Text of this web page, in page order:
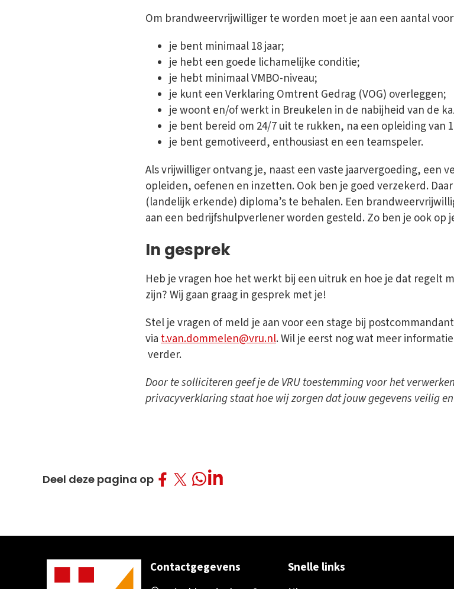
Om brandweervrijwilliger te worden moet je aan een aantal
je bent minimaal 18 jaar;
je hebt een goede lichamelijke conditie;
je hebt minimaal VMBO-niveau;
je kunt een Verklaring Omtrent Gedrag (VOG) overleggen;
je woont en/of werkt in Breukelen in de nabijheid van de
je bent bereid om 24/7 uit te rukken, na een opleiding van
je bent gemotiveerd, enthousiast en een teamspeler.
Als vrijwilliger ontvang je, naast een vaste jaarvergoeding, een
opleiden, oefenen en inzetten. Ook ben je goed verzekerd.
(landelijk erkende) diploma’s te behalen. Een
aan een bedrijfshulpverlener worden gesteld. Zo ben je ook op
In gesprek
Heb je vragen hoe het werkt bij een uitruk en hoe je dat regelt
zijn? Wij gaan graag in gesprek met je!
Stel je vragen of meld je aan voor een stage bij
viat.van.dommelen@vru.nl. Wil je eerst nog wat meer
verder.
Door te solliciteren geef je de VRU toestemming voor het
privacyverklaring staat hoe wij zorgen dat jouw gegevens veilig
Deel deze pagina opDeel op Facebook
Deel op Twitter
Deel op Whatsapp
Deel op LinkedIn
Contactgegevens
Snelle links